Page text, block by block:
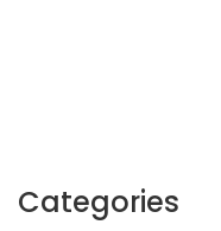
Categories